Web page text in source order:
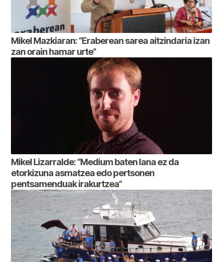
Mikel Mazkiaran: “Eraberean sarea aitzindaria izan
zan orain hamar urte”
Mikel Lizarralde: “Medium baten lana ez da
etorkizuna asmatzea edo pertsonen
pentsamenduak irakurtzea”